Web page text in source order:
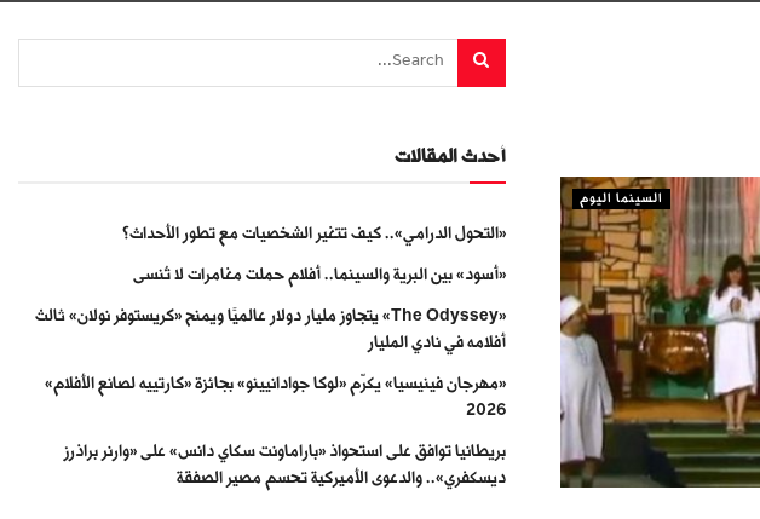
السينما اليوم
أحدث المقالات
«التحول الدرامي».. كيف تتغير الشخصيات مع تطور الأحداث؟
«أسود» بين البرية والسينما.. أفلام حملت مغامرات لا تُنسى
«The Odyssey» يتجاوز مليار دولار عالميًا ويمنح «كريستوفر نولان» ثالث
أفلامه في نادي المليار
«مهرجان فينيسيا» يكرّم «لوكا جوادانيينو» بجائزة «كارتييه لصانع الأفلام»
2026
بريطانيا توافق على استحواذ «باراماونت سكاي دانس» على «وارنر براذرز
ديسكفري».. والدعوى الأميركية تحسم مصير الصفقة